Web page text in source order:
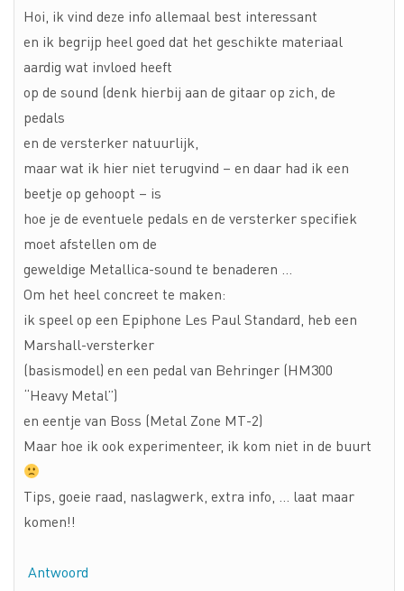
Hoi, ik vind deze info allemaal best interessant
en ik begrijp heel goed dat het geschikte materiaal
aardig wat invloed heeft
op de sound (denk hierbij aan de gitaar op zich, de
pedals
en de versterker natuurlijk,
maar wat ik hier niet terugvind – en daar had ik een
beetje op gehoopt – is
hoe je de eventuele pedals en de versterker specifiek
moet afstellen om de
geweldige Metallica-sound te benaderen …
Om het heel concreet te maken:
ik speel op een Epiphone Les Paul Standard, heb een
Marshall-versterker
(basismodel) en een pedal van Behringer (HM300
“Heavy Metal”)
en eentje van Boss (Metal Zone MT-2)
Maar hoe ik ook experimenteer, ik kom niet in de buurt
Tips, goeie raad, naslagwerk, extra info, … laat maar
komen!!
Antwoord